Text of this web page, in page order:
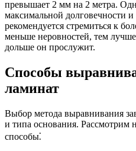
превышает 2 мм на 2 метра.
максимальной долговечности и
рекомендуется стремиться к
меньше неровностей, тем
дольше он прослужит.
Способы
ламинат
Выбор метода выравнивания
и типа основания. Рассмотрим
способы⁚